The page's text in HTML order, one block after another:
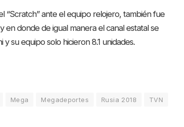
“Scratch” ante el equipo relojero, también fue
en donde de igual manera el canal estatal se
su equipo solo hicieron 8.1 unidades.
Mega Megadeportes Rusia 2018
TVN